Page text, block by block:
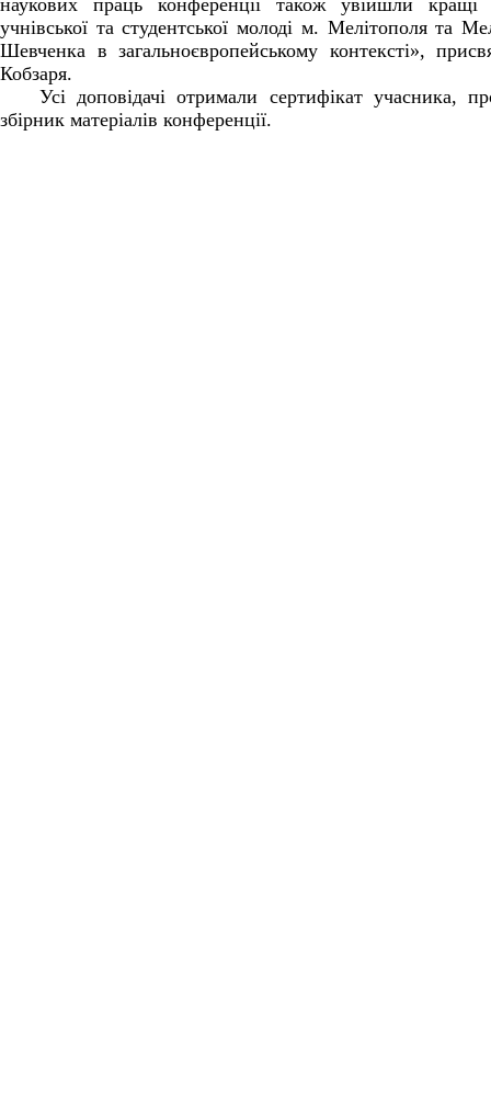
учнівської та студентської молоді м. Мелітополя та
Шевченка в загальноєвропейському контексті»,
Кобзаря.
Усі доповідачі отримали сертифікат учасника,
збірник матеріалів конференції.